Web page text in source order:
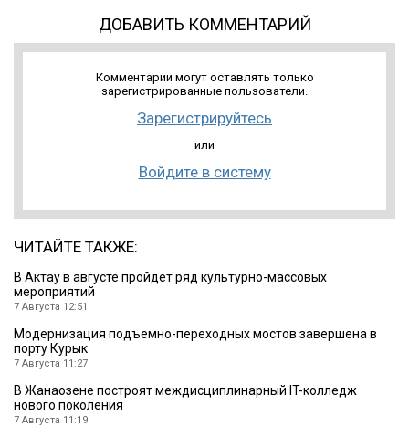
ДОБАВИТЬ КОММЕНТАРИЙ
Комментарии могут оставлять только
зарегистрированные пользователи.
Зарегистрируйтесь
или
Войдите в систему
ЧИТАЙТЕ ТАКЖЕ:
В Актау в августе пройдет ряд культурно-массовых
мероприятий
7 Августа 12:51
Модернизация подъемно-переходных мостов завершена в
порту Курык
7 Августа 11:27
В Жанаозене построят междисциплинарный IT-колледж
нового поколения
7 Августа 11:19